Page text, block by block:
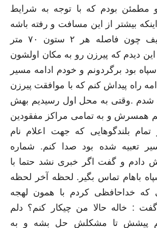
ﻭ ﻣﻄﻤﺌﻦ ﺑﻮﺩﻡ ﮐﻪ ﺑﺎ ﺗﻮﺟﻪ ﺑﻪ ﺷﺮﺍﯾﻂ
ﺑﯿﺸﺘﺮ ﺍﺯ ﺍﯾﻦ ﻣﺴﺎﻓﺖ ﻭ ﺭﻓﺘﻪ ﺑﺎﺷﻪ
ﻫﺮ ۲ ﺳﺘﻮﻥ ۷۰ ﻣﺘﺮ
ﺍﯾﻦ ﺩﯾﺪﻡ ﮐﻪ ﭘﯿﺮﺯﻥ ﺭﻭ ﺑﻪ ﻣﮑﺎﻥ ﺍﻭﻟﺸﻮﻥ
ﺑﻮﺩ ﺑﺮﮔﺮﺩﻭﻧﻢ ﻭ ﺧﻮﺩﻡ ﺍﺩﺍﻣﻪ ﻣﺴﯿﺮ
ﺭﺍﻩ ﭘﯿﺪﺍﺵ ﮐﻨﻢ ﮐﻪ ﺑﺎ ﻣﻮﺍﻓﻘﺖ ﭘﯿﺮﺯﻥ
ﺷﺪﻡ .ﻭﻗﺘﯽ ﺑﻪ ﻣﺤﻞ ﺍﻭﻝ ﺭﺳﯿﺪﯾﻢ ﺑﻬﺶ
ﻫﻤﺴﺮﺵ ﻭ ﺑﻪ ﺗﻤﺎﻣﯽ ﻣﺮﺍﮐﺰ ﻣﻔﻘﻮﺩﯾﻦ
ﺑﻠﻨﺪﮔﻮﻫﺎﯾﯽ ﮐﻪ ﺟﻬﺖ ﺍﻋﻼﻡ ﻧﺎﻡ
ﺗﻌﺒﯿﻪ ﺷﺪﻩ ﺑﻮﺩ ﺻﺪﺍ ﮐﻨﻢ. ﺷﻤﺎﺭﻩ
ﺩﺍﺩﻡ ﻭ ﮔﻔﺖ ﺍﮔﺮ ﺧﺒﺮﯼ ﻧﺸﺪ ﺣﺘﻤﺎ ﺑﺎ
ﺑﺎﻫﺎﻡ ﺗﻤﺎﺱ ﺑﮕﯿﺮ . ﻟﺤﻈﻪ ﺁﺧﺮ ﻟﺤﻈﻪ
ﮐﻪ ﺧﺪﺍﺣﺎﻓﻈﯽ ﮐﺮﺩﻡ ﺑﺎ ﻫﻤﻮﻥ ﻟﻬﺠﻪ
ﮔﻔﺖ : ﺧﺎﻟﻪ ﺣﺎﻻ ﻣﻦ ﭼﯿﮑﺎﺭ ﮐﻨﻢ؟ ﺩﻟﻢ
ﭘﯿﺸﺶ ﺗﺎ ﻣﺸﮑﻠﺶ ﺣﻞ ﺑﺸﻪ ﻭ ﺑﻪ